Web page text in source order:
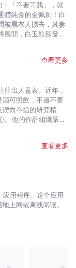
「不要等我」，就
體純金的金佩劍！白
被黑衣人擄去，其妻
展開，白玉龍卻發現
查看更多
可照飲，不過不要
而不捨的研究精
。他的作品組織嚴謹
面前，格外親切。
本著名動畫,行銷全
教材——香港生產力
迎圖畫故事系列，
查看更多
应用程序。这个应用
上网或离线阅读。